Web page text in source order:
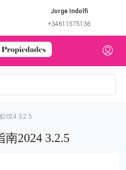
Jorge Indolfi
+34611575136
2024 3.2.5
2024 3.2.5